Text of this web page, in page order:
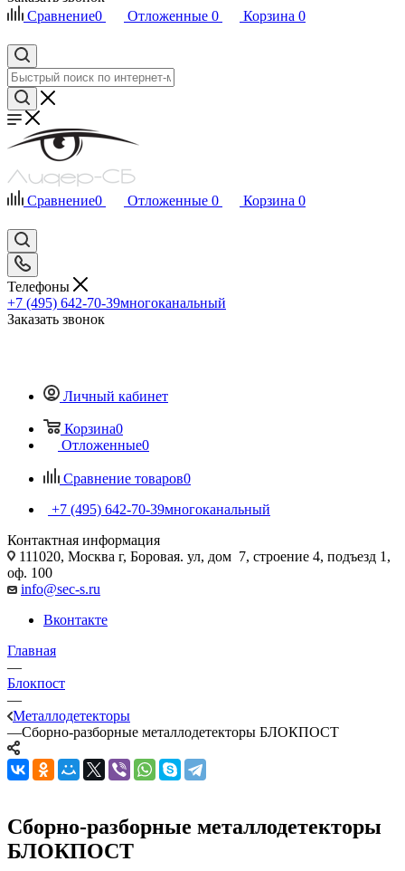
Сравнение0 Отложенные 0 Корзина 0
Сравнение0 Отложенные 0 Корзина 0
Телефоны
+7 (495) 642-70-39многоканальный
Заказать звонок
Личный кабинет
Корзина0
Отложенные0
Сравнение товаров0
+7 (495) 642-70-39многоканальный
Контактная информация
111020, Москва г, Боровая. ул, дом 7, строение 4, подъезд 1,
оф. 100
info@sec-s.ru
Вконтакте
Главная
—
Блокпост
—
Металлодетекторы
—Сборно-разборные металлодетекторы БЛОКПОСТ
Сборно-разборные металлодетекторы
БЛОКПОСТ